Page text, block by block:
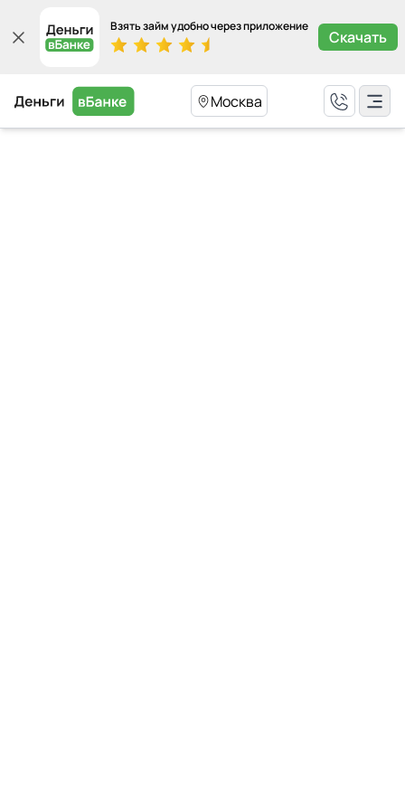
Взять займ удобно через приложение
Скачать
Москва